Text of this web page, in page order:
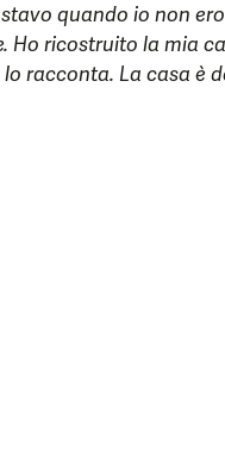
quando io non
Ho ricostruito la mia
racconta. La casa è